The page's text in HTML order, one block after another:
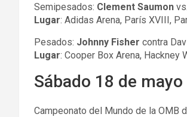
Semipesados: Clement Saumon
Lugar: Adidas Arena, París XVIII,
Pesados: Johnny Fisher contra
Lugar: Cooper Box Arena, Hackney
Sábado 18 de mayo
Campeonato del Mundo de la OMB